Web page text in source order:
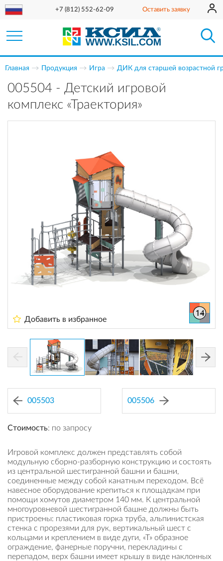
+7 (812) 552-62-09 Оставить заявку
Главная Продукция Игра ДИК для старшей возрастной
005504 - Детский игровой
комплекс «Траектория»
Добавить в избранное
005503 005506
Стоимость: по запросу
Игровой комплекс должен представлять собой
модульную сборно-разборную конструкцию и состоять
из центральной шестигранной башни и башни,
соединенные между собой канатным переходом. Всё
навесное оборудование крепиться к площадкам при
помощи хомутов диаметром 140 мм. К центральной
многоуровневой шестигранной башне должны быть
пристроены: пластиковая горка труба, альпинистская
стенка с прорезями для рук, вертикальный шест с
кольцами и креплением в виде дуги, «Т» образное
ограждение, фанерные поручни, перекладины с
перепадом, верх башни имеет крышу в виде наклонных